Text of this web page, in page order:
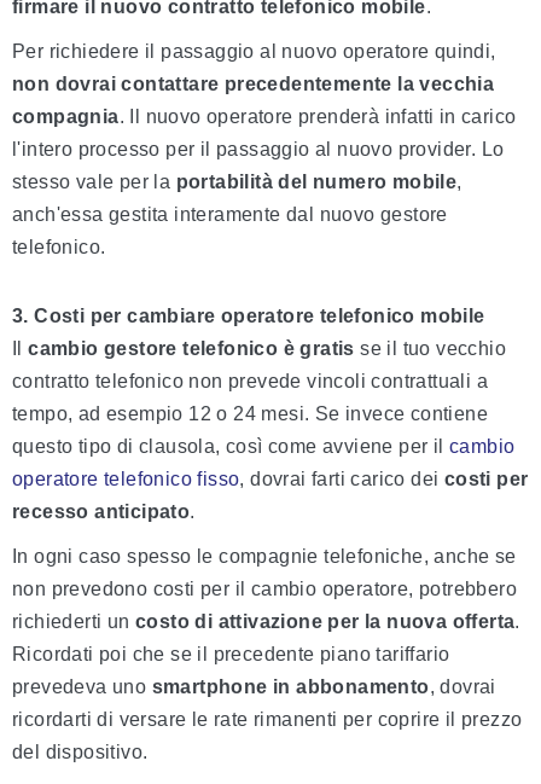
firmare il nuovo contratto telefonico mobile.
Per richiedere il passaggio al nuovo operatore quindi,
non dovrai contattare precedentemente la vecchia
compagnia. Il nuovo operatore prenderà infatti in carico
l'intero processo per il passaggio al nuovo provider. Lo
stesso vale per la portabilità del numero mobile,
anch'essa gestita interamente dal nuovo gestore
telefonico.
3. Costi per cambiare operatore telefonico mobile
Ilcambio gestore telefonico è gratis se il tuo vecchio
contratto telefonico non prevede vincoli contrattuali a
tempo, ad esempio 12 o 24 mesi. Se invece contiene
questo tipo di clausola, così come avviene per il cambio
operatore telefonico fisso, dovrai farti carico dei costi per
recesso anticipato.
In ogni caso spesso le compagnie telefoniche, anche se
non prevedono costi per il cambio operatore, potrebbero
richiederti uncosto di attivazione per la nuova offerta.
Ricordati poi che se il precedente piano tariffario
prevedeva uno smartphone in abbonamento, dovrai
ricordarti di versare le rate rimanenti per coprire il prezzo
del dispositivo.